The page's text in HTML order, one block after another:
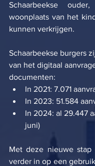
Schaarbeekse
woonplaats van het
kunnen verkrijgen.
Schaarbeekse burgers
van het digitaal
documenten:
In 2021: 7.071
In 2023: 51.584
In 2024: al 29.447
juni)
Met deze nieuwe stap
verder in op een